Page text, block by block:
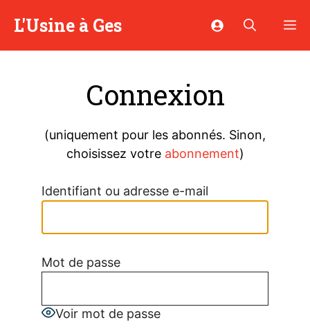
L'Usine à Ges
Connexion
(uniquement pour les abonnés. Sinon,
choisissez votre abonnement)
Identifiant ou adresse e-mail
Mot de passe
Voir mot de passe